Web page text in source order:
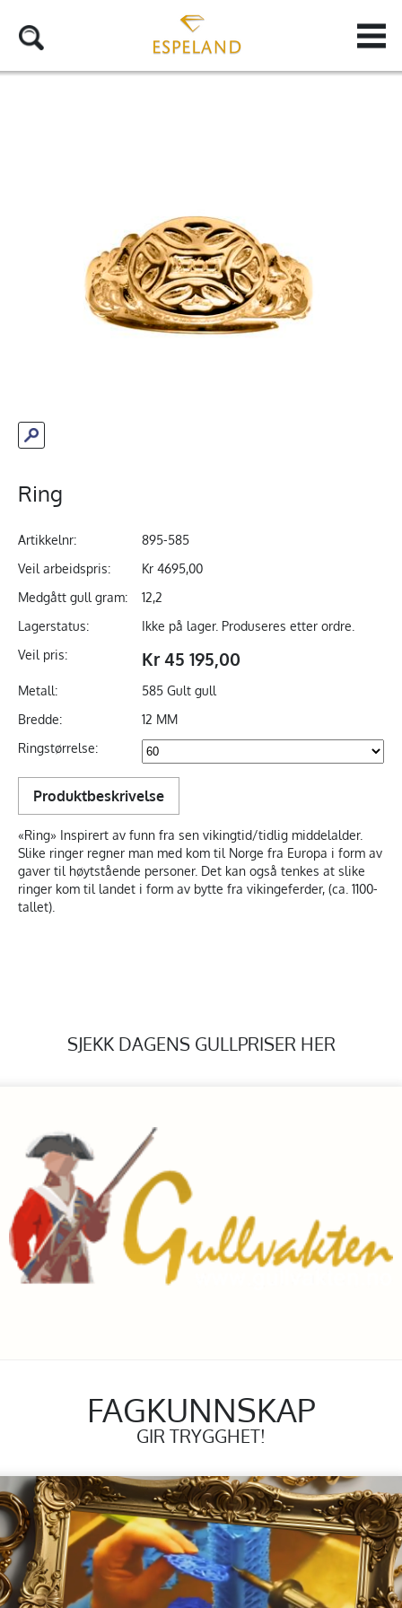
Ring
Artikkelnr:
895-585
Veil arbeidspris:
Kr 4695,00
Medgått gull gram:
12,2
Lagerstatus:
Ikke på lager. Produseres etter ordre.
Veil pris:
Kr 45 195,00
Metall:
585 Gult gull
Bredde:
12 MM
Ringstørrelse:
Produktbeskrivelse
«Ring» Inspirert av funn fra sen vikingtid/tidlig middelalder.
Slike ringer regner man med kom til Norge fra Europa i form av
gaver til høytstående personer. Det kan også tenkes at slike
ringer kom til landet i form av bytte fra vikingeferder, (ca. 1100-
tallet).
SJEKK DAGENS GULLPRISER HER
FAGKUNNSKAP
GIR TRYGGHET!